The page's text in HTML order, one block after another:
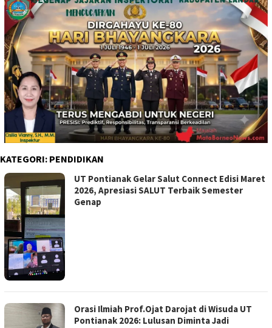
KATEGORI: PENDIDIKAN
UT Pontianak Gelar Salut Connect Edisi Maret
2026, Apresiasi SALUT Terbaik Semester
Genap
Orasi Ilmiah Prof.Ojat Darojat di Wisuda UT
Pontianak 2026: Lulusan Diminta Jadi